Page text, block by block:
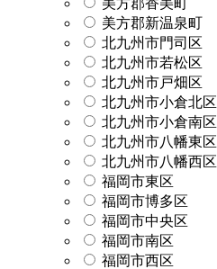
美方郡新温泉町
北九州市門司区
北九州市若松区
北九州市戸畑区
北九州市小倉北区
北九州市小倉南区
北九州市八幡東区
北九州市八幡西区
福岡市東区
福岡市博多区
福岡市中央区
福岡市南区
福岡市西区